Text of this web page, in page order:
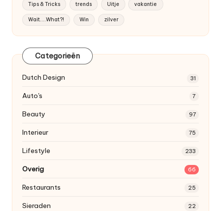
Tips & Tricks trends Uitje vakantie
Wait....What?! Win zilver
Categorieën
Dutch Design 31
Auto's 7
Beauty 97
Interieur 75
Lifestyle 233
Overig 66
Restaurants 25
Sieraden 22